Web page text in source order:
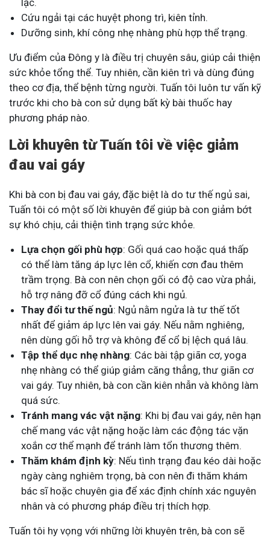
lạc.
Cứu ngải tại các huyệt phong trì, kiên tỉnh.
Dưỡng sinh, khí công nhẹ nhàng phù hợp thể trạng.
Ưu điểm của Đông y là điều trị chuyên sâu, giúp cải thiện
sức khỏe tổng thể. Tuy nhiên, cần kiên trì và dùng đúng
theo cơ địa, thể bệnh từng người. Tuấn tôi luôn tư vấn kỹ
trước khi cho bà con sử dụng bất kỳ bài thuốc hay
phương pháp nào.
Lời khuyên từ Tuấn tôi về việc giảm
đau vai gáy
Khi bà con bị đau vai gáy, đặc biệt là do tư thế ngủ sai,
Tuấn tôi có một số lời khuyên để giúp bà con giảm bớt
sự khó chịu, cải thiện tình trạng sức khỏe.
Lựa chọn gối phù hợp: Gối quá cao hoặc quá thấp
có thể làm tăng áp lực lên cổ, khiến cơn đau thêm
trầm trọng. Bà con nên chọn gối có độ cao vừa phải,
hỗ trợ nâng đỡ cổ đúng cách khi ngủ.
Thay đổi tư thế ngủ: Ngủ nằm ngửa là tư thế tốt
nhất để giảm áp lực lên vai gáy. Nếu nằm nghiêng,
nên dùng gối hỗ trợ và không để cổ bị lệch quá lâu.
Tập thể dục nhẹ nhàng: Các bài tập giãn cơ, yoga
nhẹ nhàng có thể giúp giảm căng thẳng, thư giãn cơ
vai gáy. Tuy nhiên, bà con cần kiên nhẫn và không làm
quá sức.
Tránh mang vác vật nặng: Khi bị đau vai gáy, nên hạn
chế mang vác vật nặng hoặc làm các động tác vặn
xoắn cơ thể mạnh để tránh làm tổn thương thêm.
Thăm khám định kỳ: Nếu tình trạng đau kéo dài hoặc
ngày càng nghiêm trọng, bà con nên đi thăm khám
bác sĩ hoặc chuyên gia để xác định chính xác nguyên
nhân và có phương pháp điều trị thích hợp.
Tuấn tôi hy vọng với những lời khuyên trên, bà con sẽ